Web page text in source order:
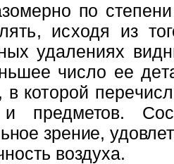
по
исходя из
удалениях
число ее
в которой пере­
предметов.
зрение,
воздуха.